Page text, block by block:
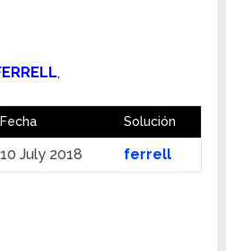
,
Fecha Solución
10 July 2018 ferrell